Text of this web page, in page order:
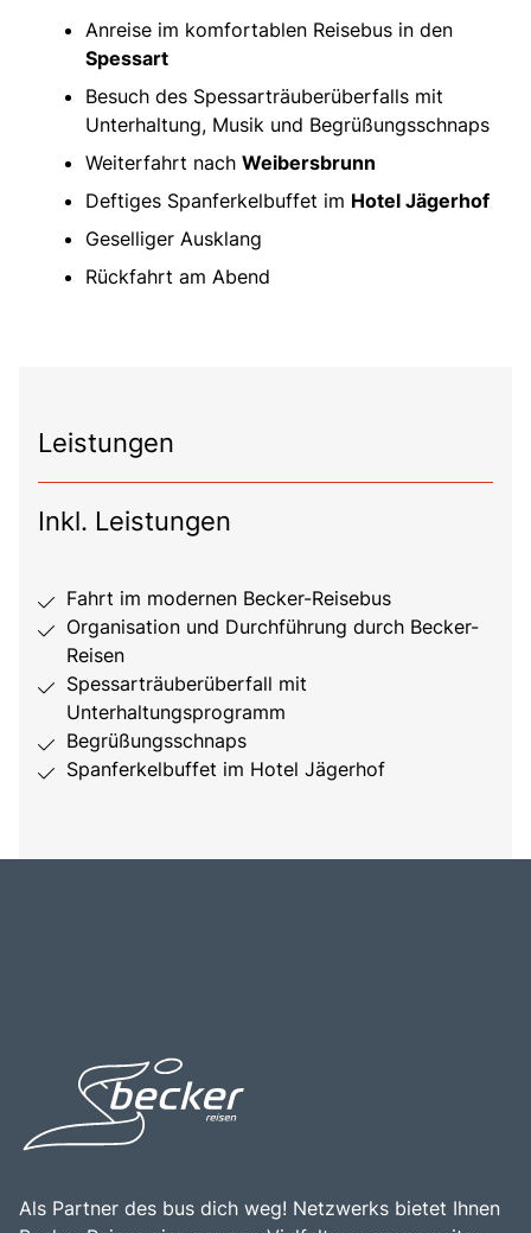
Anreise im komfortablen Reisebus in den
Spessart
Besuch des Spessarträuberüberfalls mit
Unterhaltung, Musik und Begrüßungsschnaps
Weiterfahrt nach Weibersbrunn
Deftiges Spanferkelbuffet im Hotel Jägerhof
Geselliger Ausklang
Rückfahrt am Abend
Leistungen
Inkl. Leistungen
Fahrt im modernen Becker-Reisebus
Organisation und Durchführung durch Becker-
Reisen
Spessarträuberüberfall mit
Unterhaltungsprogramm
Begrüßungsschnaps
Spanferkelbuffet im Hotel Jägerhof
Als Partner des bus dich weg! Netzwerks bietet Ihnen